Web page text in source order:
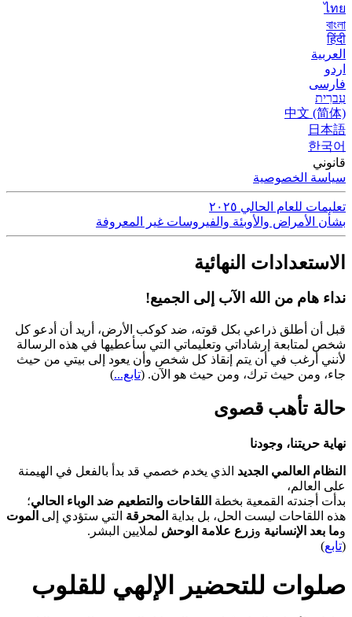
ไทย
বাংলা
हिंदी
العربية
اردو
فارسی
עִברִית
中文 (简体)
日本語
한국어
قانوني
سياسة الخصوصية
تعليمات للعام الحالي ٢٠٢٥
بشأن الأمراض والأوبئة والفيروسات غير المعروفة
الاستعدادات النهائية
نداء هام من الله الآب إلى الجميع!
قبل أن أطلق ذراعي بكل قوته، ضد كوكب الأرض، أريد أن أدعو كل
شخص لمتابعة إرشاداتي وتعليماتي التي سأعطيها في هذه الرسالة
لأنني أرغب في أن يتم إنقاذ كل شخص وأن يعود إلى بيتي من حيث
جاء، ومن حيث ترك، ومن حيث هو الآن. (تابع...)
حالة تأهب قصوى
نهاية حريتنا، وجودنا
النظام العالمي الجديد الذي يخدم خصمي قد بدأ بالفعل في الهيمنة
على العالم،
بدأت أجندته القمعية بخطة اللقاحات والتطعيم ضد الوباء الحالي؛
هذه اللقاحات ليست الحل، بل بداية المحرقة التي ستؤدي إلى الموت
وما بعد الإنسانية وزرع علامة الوحش لملايين البشر.
(تابع)
صلوات للتحضير الإلهي للقلوب